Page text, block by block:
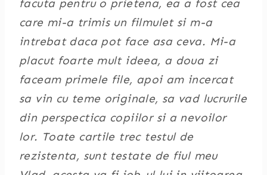
facuta pentru o prietena, ea a fost cea
care mi-a trimis un filmulet si m-a
intrebat daca pot face asa ceva. Mi-a
placut foarte mult ideea, a doua zi
faceam primele file, apoi am incercat
sa vin cu teme originale, sa vad lucrurile
din perspectica copiilor si a nevoilor
lor. Toate cartile trec testul de
rezistenta, sunt testate de fiul meu